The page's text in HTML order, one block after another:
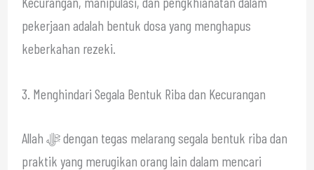
pekerjaan adalah bentuk dosa yang menghapus
keberkahan rezeki.
3. Menghindari Segala Bentuk Riba dan Kecurangan
Allah ﷻ dengan tegas melarang segala bentuk riba dan
praktik yang merugikan orang lain dalam mencari